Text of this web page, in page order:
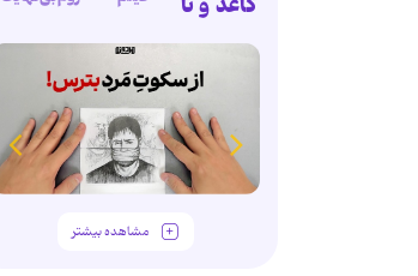
مشاهده بیشتر